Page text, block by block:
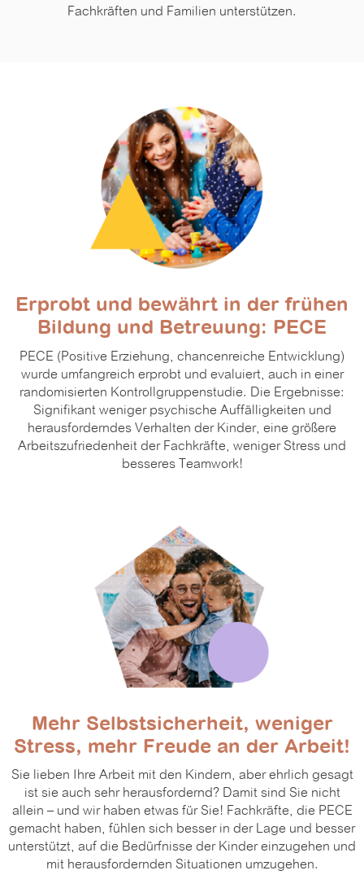
Fachkräften und Familien unterstützen.
Erprobt und bewährt in der frühen
Bildung und Betreuung: PECE
PECE (Positive Erziehung, chancenreiche Entwicklung)
wurde umfangreich erprobt und evaluiert, auch in einer
randomisierten Kontrollgruppenstudie. Die Ergebnisse:
Signifikant weniger psychische Auffälligkeiten und
herausforderndes Verhalten der Kinder, eine größere
Arbeitszufriedenheit der Fachkräfte, weniger Stress und
besseres Teamwork!
Mehr Selbstsicherheit, weniger
Stress, mehr Freude an der Arbeit!
Sie lieben Ihre Arbeit mit den Kindern, aber ehrlich gesagt
ist sie auch sehr herausfordernd? Damit sind Sie nicht
allein – und wir haben etwas für Sie! Fachkräfte, die PECE
gemacht haben, fühlen sich besser in der Lage und besser
unterstützt, auf die Bedürfnisse der Kinder einzugehen und
mit herausfordernden Situationen umzugehen.